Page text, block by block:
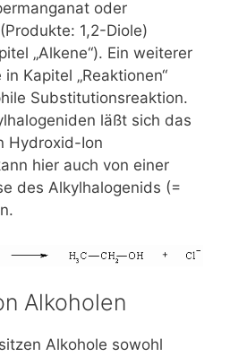
oder
1,2-Diole)
„Alkene“). Ein weiterer
Kapitel „Reaktionen“
Substitutionsreaktion.
läßt sich das
Hydroxid-Ion
hier auch von einer
des Alkylhalogenids (=
Alkoholen
Alkohole sowohl